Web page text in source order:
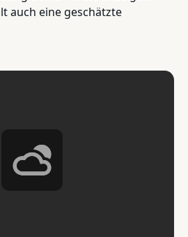
auch eine geschätzte